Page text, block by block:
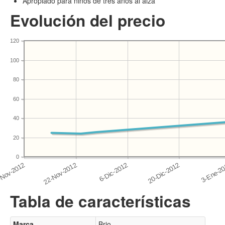
Evolución del precio
0
20
40
60
80
100
120
Tabla de características